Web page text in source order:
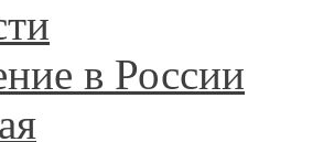
в России